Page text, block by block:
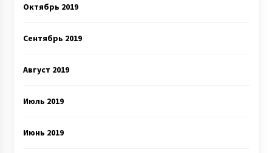
Октябрь 2019
Сентябрь 2019
Август 2019
Июль 2019
Июнь 2019